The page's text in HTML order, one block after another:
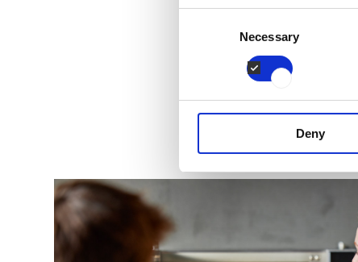
Necessary
Deny